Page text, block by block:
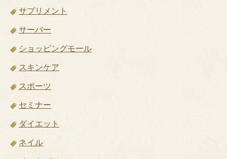
サプリメント
サーバー
ショッピングモール
スキンケア
スポーツ
セミナー
ダイエット
ネイル